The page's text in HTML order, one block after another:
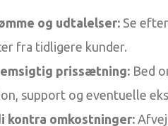
og udtalelser: Se
fra tidligere kunder.
prissætning: Bed
support og eventuelle
kontra omkostninger: